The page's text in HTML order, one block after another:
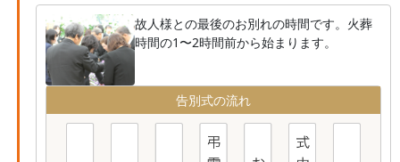
故人様との最後のお別れの時間です。火葬
時間の1〜2時間前から始まります。
告別式の流れ